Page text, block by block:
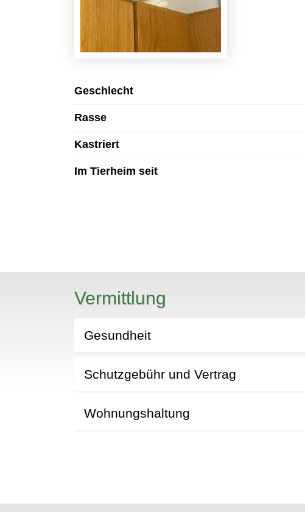
Geschlecht
Rasse
Kastriert
Im Tierheim seit
Vermittlung
Gesundheit
Schutzgebühr und Vertrag
Wohnungshaltung